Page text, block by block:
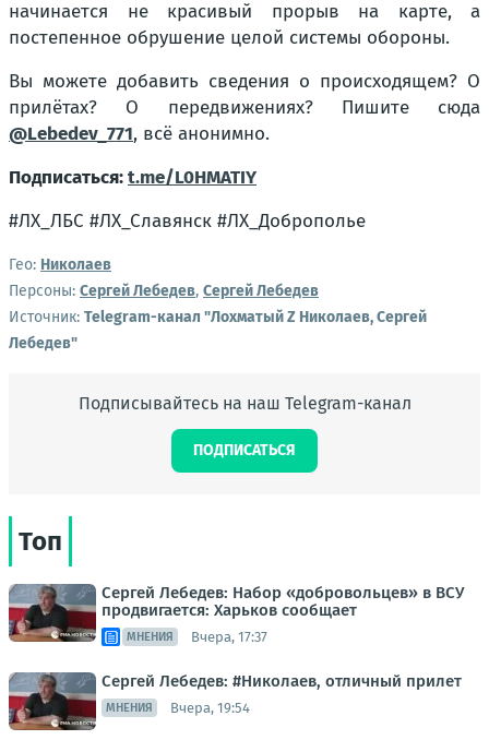
начинается не красивый прорыв на карте, а
постепенное обрушение целой системы обороны.
Вы можете добавить сведения о происходящем? О
прилётах? О передвижениях? Пишите сюда
@Lebedev_771, всё анонимно.
Подписаться:t.me/L0HMATIY
#ЛХ_ЛБС #ЛХ_Славянск #ЛХ_Доброполье
Гео: Николаев
Персоны: Сергей Лебедев, Сергей Лебедев
Источник: Telegram-канал "Лохматый Z Николаев, Сергей
Лебедев"
Подписывайтесь на наш Telegram-канал
ПОДПИСАТЬСЯ
Топ
Сергей Лебедев: Набор «добровольцев» в ВСУ
продвигается: Харьков сообщает
МНЕНИЯ Вчера, 17:37
Сергей Лебедев: #Николаев, отличный прилет
МНЕНИЯ Вчера, 19:54